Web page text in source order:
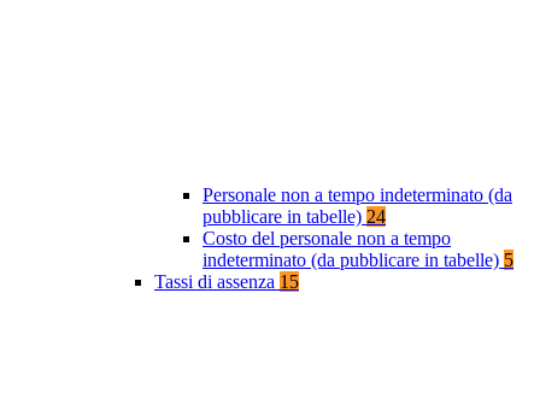
Personale non a tempo indeterminato (da
pubblicare in tabelle) 24
Costo del personale non a tempo
indeterminato (da pubblicare in tabelle) 5
Tassi di assenza 15